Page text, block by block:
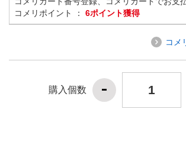
コメリポイント ： 6ポイント獲得
コメ
購入個数